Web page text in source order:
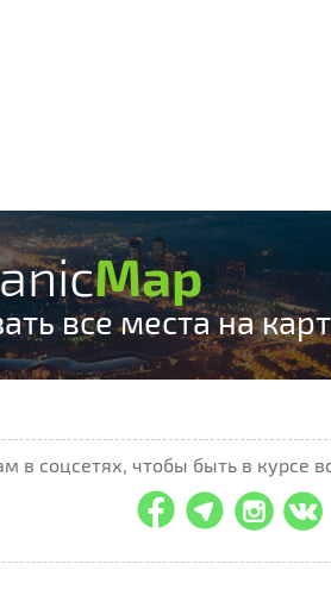
Map
все места на
в соцсетях, чтобы быть в курсе